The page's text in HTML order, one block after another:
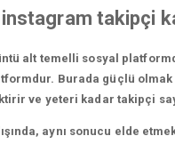
instagram takipçi
alt temelli sosyal
Burada güçlü
ve yeteri kadar takipçi
aynı sonucu elde